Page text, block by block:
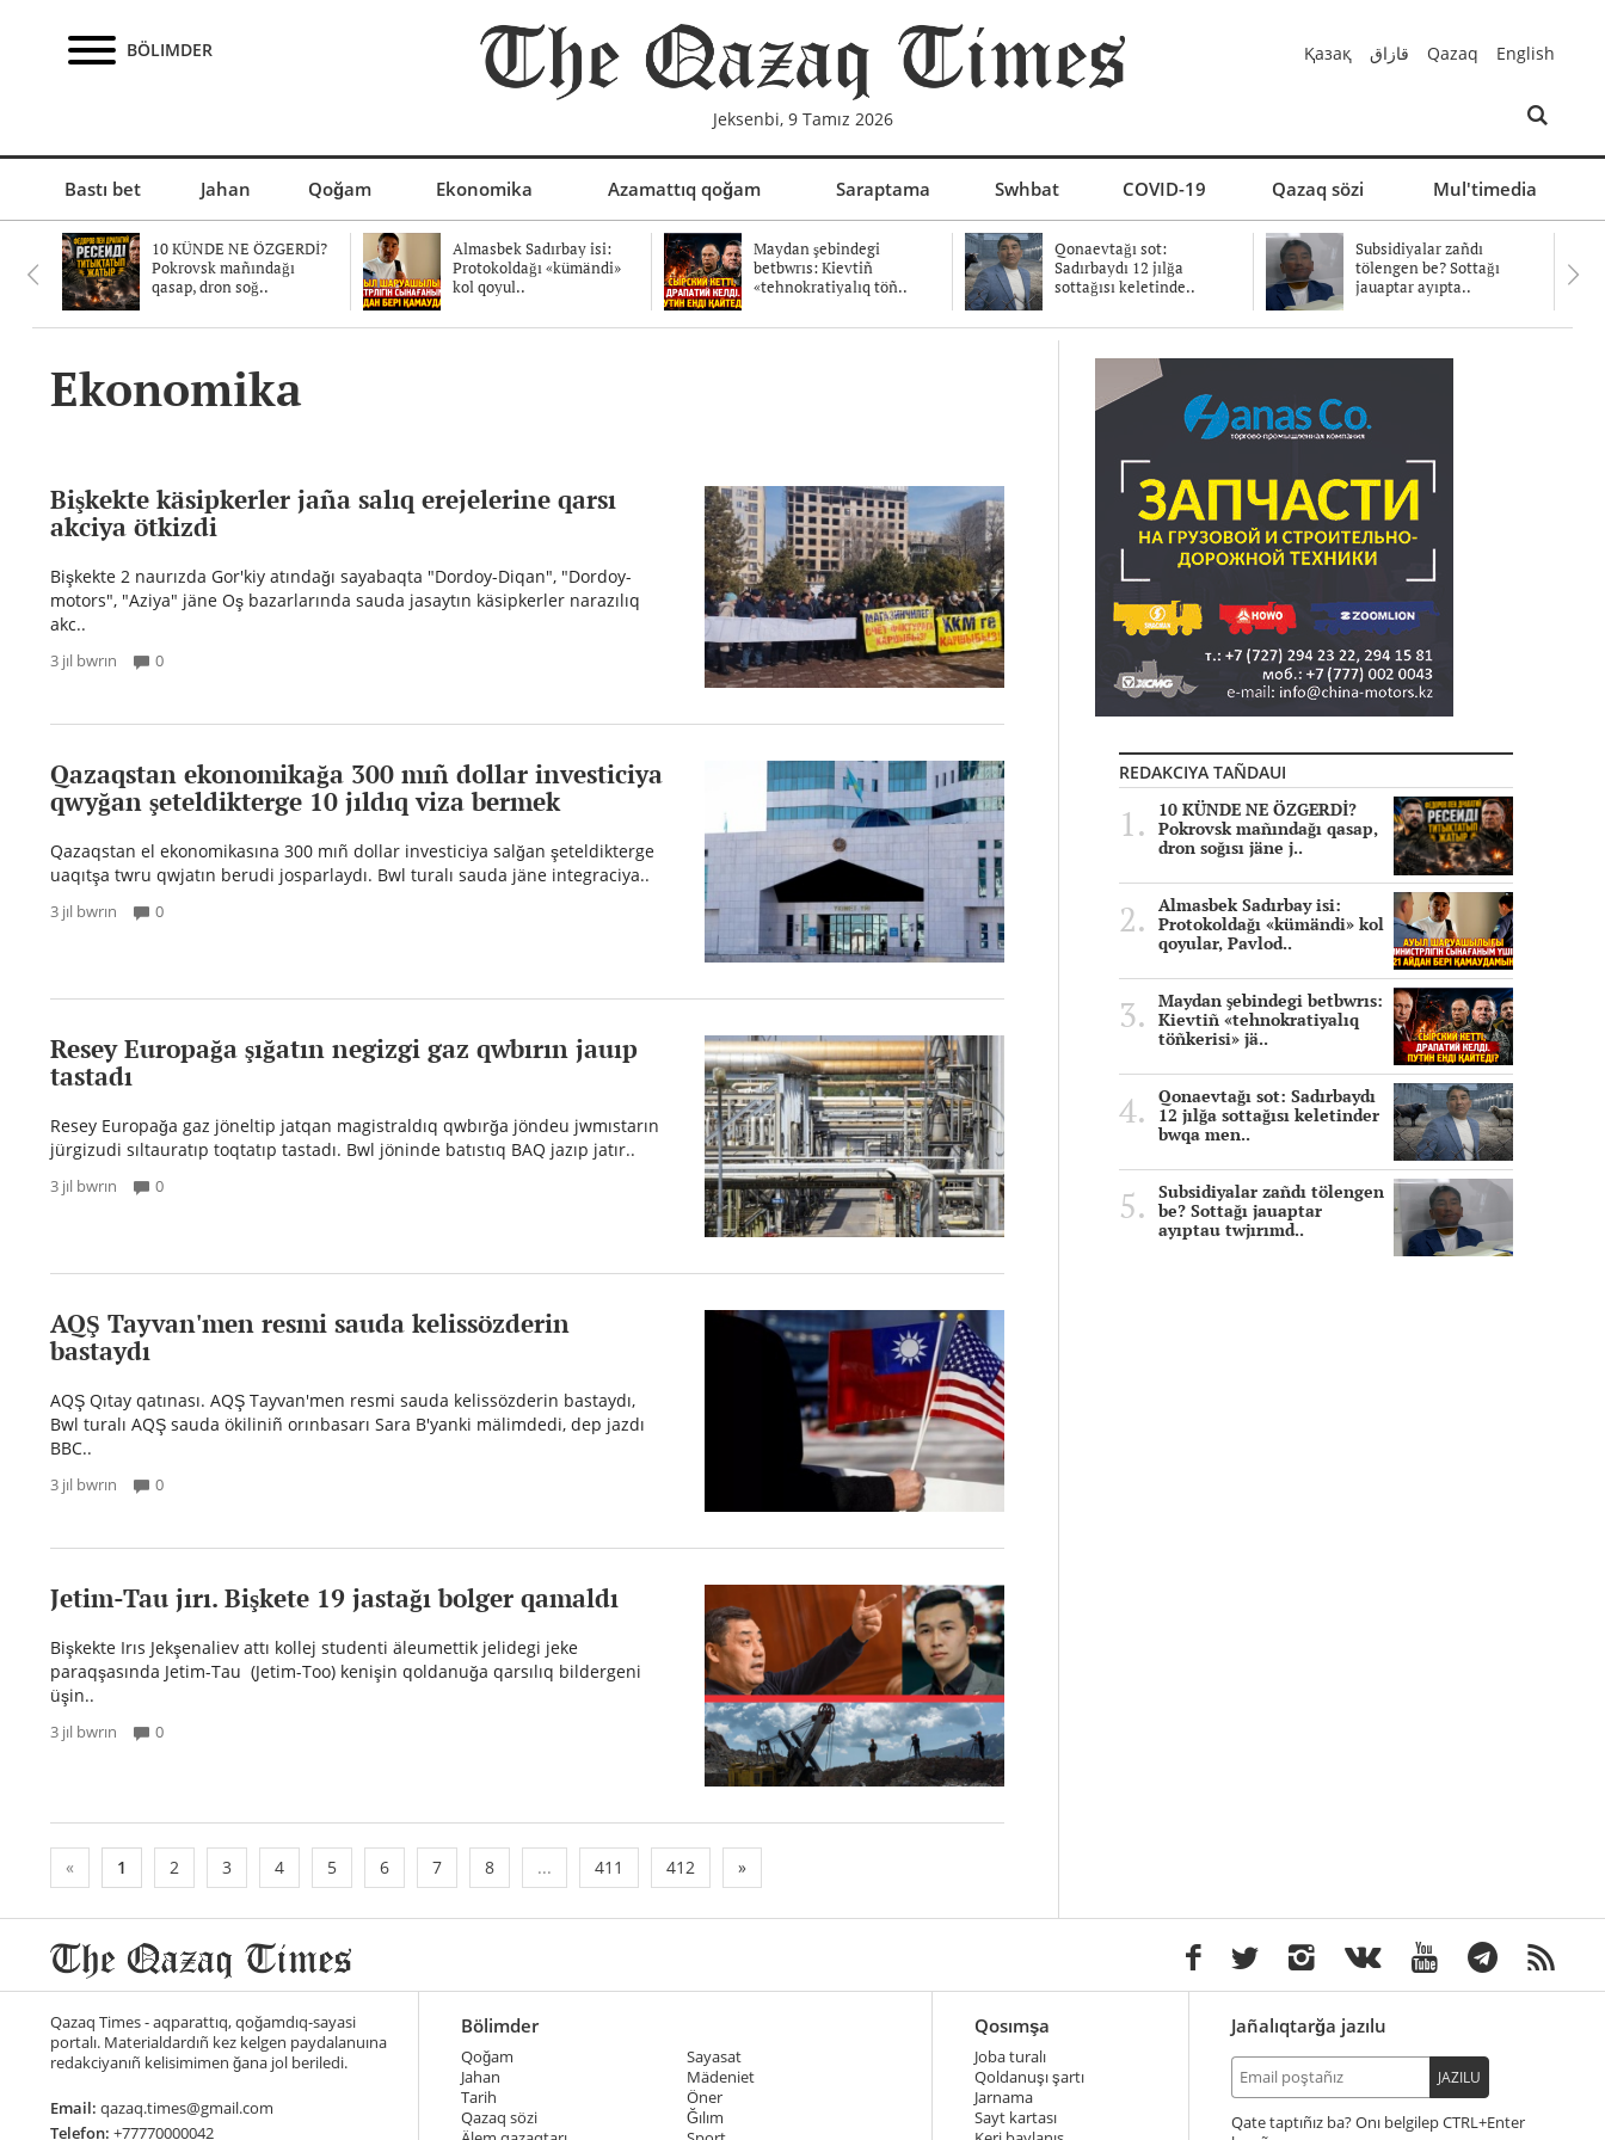
BÖLIMDER
Jeksenbi, 9 Tamız 2026
Қазақ قازاق Qazaq English
Bastı bet Jahan Qoğam Ekonomika Azamattıq qoğam Saraptama Swhbat COVID-19 Qazaq sözi Mul'timedia
10 KÜNDE NE ÖZGERDİ?
Pokrovsk mañındağı
qasap, dron soğ..
Almasbek Sadırbay isi:
Protokoldağı «kümändi»
kol qoyul..
Maydan şebindegi
betbwrıs: Kievtiñ
«tehnokratiyalıq töñ..
Qonaevtağı sot:
Sadırbaydı 12 jılğa
sottağısı keletinde..
Subsidiyalar zañdı
tölengen be? Sottağı
jauaptar ayıpta..
Ekonomika
Bişkekte käsipkerler jaña salıq erejelerine qarsı
akciya ötkizdi
Bişkekte 2 naurızda Gor'kiy atındağı sayabaqta "Dordoy-Diqan", "Dordoy-
motors", "Aziya" jäne Oş bazarlarında sauda jasaytın käsipkerler narazılıq
akc..
3 jıl bwrın 0
Qazaqstan ekonomikağa 300 mıñ dollar investiciya
qwyğan şeteldikterge 10 jıldıq viza bermek
Qazaqstan el ekonomikasına 300 mıñ dollar investiciya salğan şeteldikterge
uaqıtşa twru qwjatın berudi josparlaydı. Bwl turalı sauda jäne integraciya..
3 jıl bwrın 0
Resey Europağa şığatın negizgi gaz qwbırın jauıp
tastadı
Resey Europağa gaz jöneltip jatqan magistraldıq qwbırğa jöndeu jwmıstarın
jürgizudi sıltauratıp toqtatıp tastadı. Bwl jöninde batıstıq BAQ jazıp jatır..
3 jıl bwrın 0
AQŞ Tayvan'men resmi sauda kelissözderin
bastaydı
AQŞ Qıtay qatınası. AQŞ Tayvan'men resmi sauda kelissözderin bastaydı,
Bwl turalı AQŞ sauda ökiliniñ orınbasarı Sara B'yanki mälimdedi, dep jazdı
BBC..
3 jıl bwrın 0
Jetim-Tau jırı. Bişkete 19 jastağı bolger qamaldı
Bişkekte Irıs Jekşenaliev attı kollej studenti äleumettik jelidegi jeke
paraqşasında Jetim-Tau (Jetim-Too) kenişin qoldanuğa qarsılıq bildergeni
üşin..
3 jıl bwrın 0
« 1 2 3 4 5 6 7 8 ... 411 412 »
REDAKCIYA TAÑDAUI
10 KÜNDE NE ÖZGERDİ?
Pokrovsk mañındağı qasap,
dron soğısı jäne j..
Almasbek Sadırbay isi:
Protokoldağı «kümändi» kol
qoyular, Pavlod..
Maydan şebindegi betbwrıs:
Kievtiñ «tehnokratiyalıq
töñkerisi» jä..
Qonaevtağı sot: Sadırbaydı
12 jılğa sottağısı keletinder
bwqa men..
Subsidiyalar zañdı tölengen
be? Sottağı jauaptar
ayıptau twjırımd..
Qazaq Times - aqparattıq, qoğamdıq-sayasi
portalı. Materialdardıñ kez kelgen paydalanuına
redakciyanıñ kelisimimen ğana jol beriledi.
Email: qazaq.times@gmail.com
Telefon: +77770000042
Bölimder
Qoğam
Jahan
Tarih
Qazaq sözi
Sayasat
Mädeniet
Öner
Ğılım
Qosımşa
Joba turalı
Qoldanuşı şartı
Jarnama
Sayt kartası
Jañalıqtarğa jazılu
JAZILU
Qate taptıñız ba? Onı belgilep
+Enter